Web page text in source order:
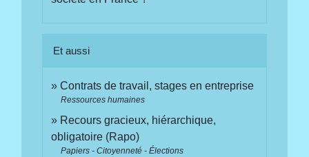
Et aussi
Contrats de travail, stages en entreprise
Ressources humaines
Recours gracieux, hiérarchique,
obligatoire (Rapo)
Papiers - Citoyenneté - Élections